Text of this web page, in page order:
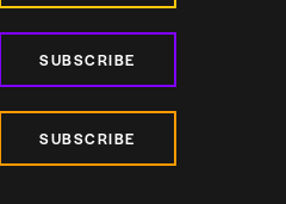
SUBSCRIBE
SUBSCRIBE